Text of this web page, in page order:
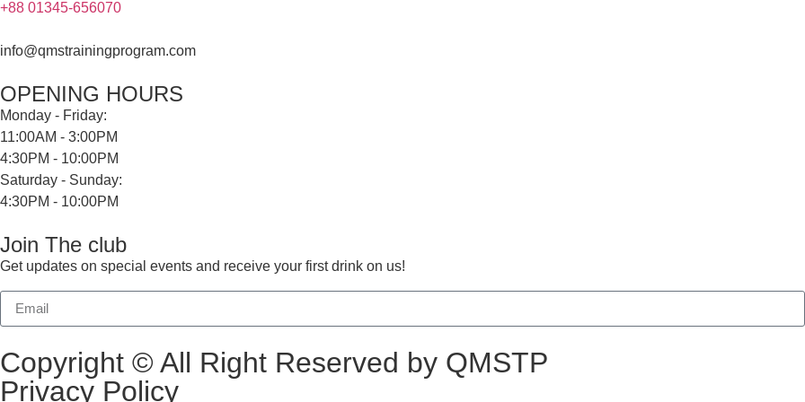
+88 01345-656070
info@qmstrainingprogram.com
OPENING HOURS
Monday - Friday:
11:00AM - 3:00PM
4:30PM - 10:00PM
Saturday - Sunday:
4:30PM - 10:00PM
Join The club
Get updates on special events and receive your first drink on us!
Copyright © All Right Reserved by QMSTP
Privacy Policy